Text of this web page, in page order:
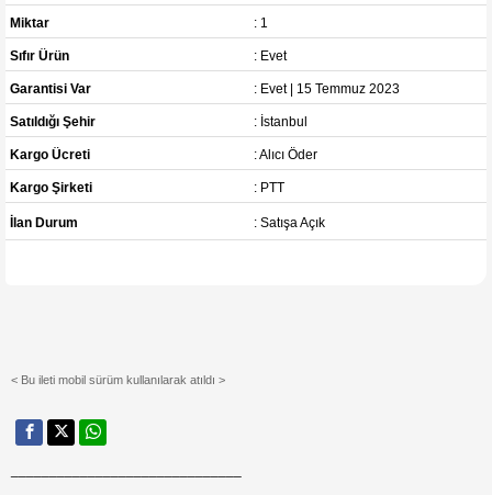
Miktar : 1
Sıfır Ürün : Evet
Garantisi Var : Evet | 15 Temmuz 2023
Satıldığı Şehir : İstanbul
Kargo Ücreti : Alıcı Öder
Kargo Şirketi : PTT
İlan Durum : Satışa Açık
< Bu ileti mobil sürüm kullanılarak atıldı >